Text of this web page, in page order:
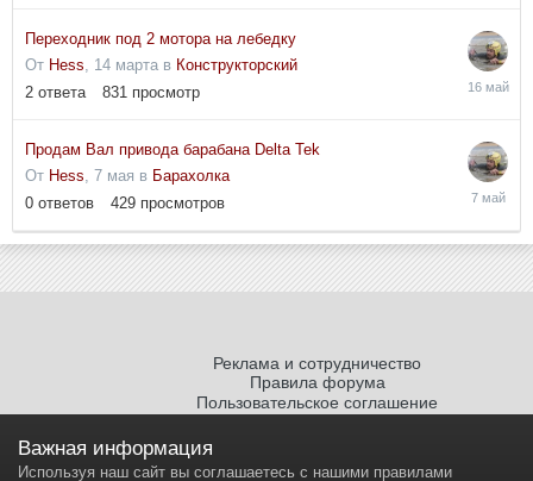
Переходник под 2 мотора на лебедку
От Hess, 14 марта в Конструкторский
2 ответа 831 просмотр
16
Продам Вал привода барабана Delta Tek
От Hess, 7 мая в Барахолка
0 ответов 429 просмотров
7
Реклама и сотрудничество
Правила форума
Пользовательское соглашение
Важная информация
Используя наш сайт вы соглашаетесь с нашими правилами